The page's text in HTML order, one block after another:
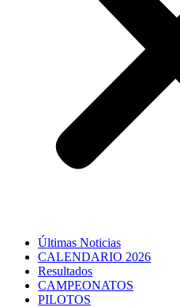
Últimas Noticias
CALENDARIO 2026
Resultados
CAMPEONATOS
PILOTOS